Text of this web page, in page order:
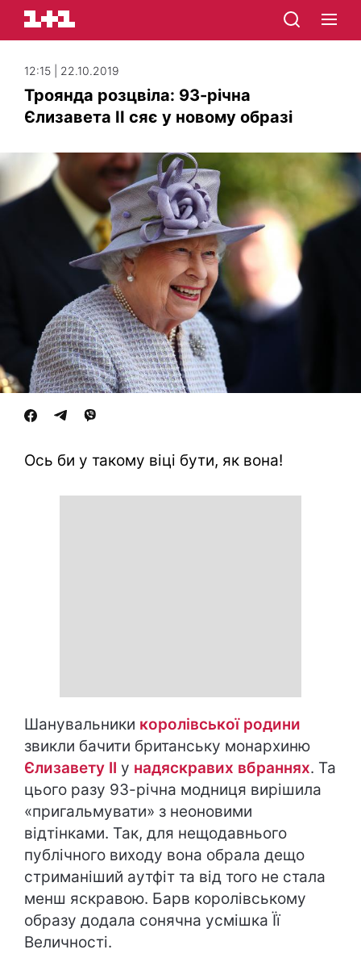
12:15 | 22.10.2019
Троянда розцвіла: 93-річна
Єлизавета ІІ сяє у новому образі
Ось би у такому віці бути, як вона!
Шанувальники королівської родини
звикли бачити британську монархиню
Єлизавету ІІ у надяскравих вбраннях. Та
цього разу 93-річна модниця вирішила
«пригальмувати» з неоновими
відтінками. Так, для нещодавнього
публічного виходу вона обрала дещо
стриманіший аутфіт та від того не стала
менш яскравою. Барв королівському
образу додала сонячна усмішка Її
Величності.